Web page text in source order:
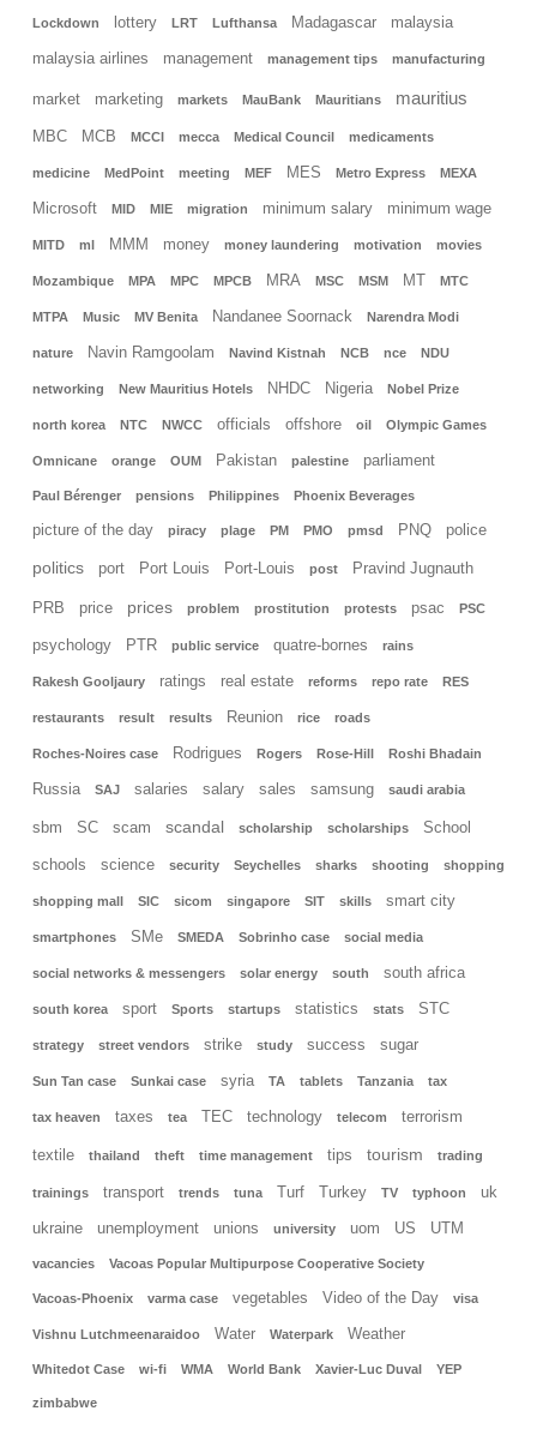
Lockdown lottery LRT Lufthansa Madagascar malaysia
malaysia airlines management management tips manufacturing
market marketing markets MauBank Mauritians mauritius
MBC MCB MCCI mecca Medical Council medicaments
medicine MedPoint meeting MEF MES Metro Express MEXA
Microsoft MID MIE migration minimum salary minimum wage
MITD ml MMM money money laundering motivation movies
Mozambique MPA MPC MPCB MRA MSC MSM MT MTC
MTPA Music MV Benita Nandanee Soornack Narendra Modi
nature Navin Ramgoolam Navind Kistnah NCB nce NDU
networking New Mauritius Hotels NHDC Nigeria Nobel Prize
north korea NTC NWCC officials offshore oil Olympic Games
Omnicane orange OUM Pakistan palestine parliament
Paul Bérenger pensions Philippines Phoenix Beverages
picture of the day piracy plage PM PMO pmsd PNQ police
politics port Port Louis Port-Louis post Pravind Jugnauth
PRB price prices problem prostitution protests psac PSC
psychology PTR public service quatre-bornes rains
Rakesh Gooljaury ratings real estate reforms repo rate RES
restaurants result results Reunion rice roads
Roches-Noires case Rodrigues Rogers Rose-Hill Roshi Bhadain
Russia SAJ salaries salary sales samsung saudi arabia
sbm SC scam scandal scholarship scholarships School
schools science security Seychelles sharks shooting shopping
shopping mall SIC sicom singapore SIT skills smart city
smartphones SMe SMEDA Sobrinho case social media
social networks & messengers solar energy south south africa
south korea sport Sports startups statistics stats STC
strategy street vendors strike study success sugar
Sun Tan case Sunkai case syria TA tablets Tanzania tax
tax heaven taxes tea TEC technology telecom terrorism
textile thailand theft time management tips tourism trading
trainings transport trends tuna Turf Turkey TV typhoon uk
ukraine unemployment unions university uom US UTM
vacancies Vacoas Popular Multipurpose Cooperative Society
Vacoas-Phoenix varma case vegetables Video of the Day visa
Vishnu Lutchmeenaraidoo Water Waterpark Weather
Whitedot Case wi-fi WMA World Bank Xavier-Luc Duval YEP
zimbabwe